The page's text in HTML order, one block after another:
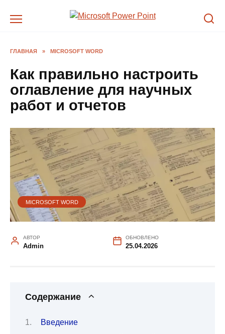
ГЛАВНАЯ » MICROSOFT WORD
Как правильно настроить
оглавление для научных
работ и отчетов
MICROSOFT WORD
АВТОР
Admin
ОБНОВЛЕНО
25.04.2026
Содержание
Введение